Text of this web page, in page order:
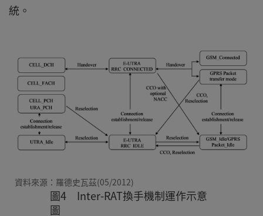
統。
資料來源：羅德史瓦茲(05/2012)
圖4 Inter-RAT換手機制運作示意
圖